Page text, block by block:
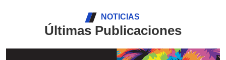
NOTICIAS
Últimas Publicaciones